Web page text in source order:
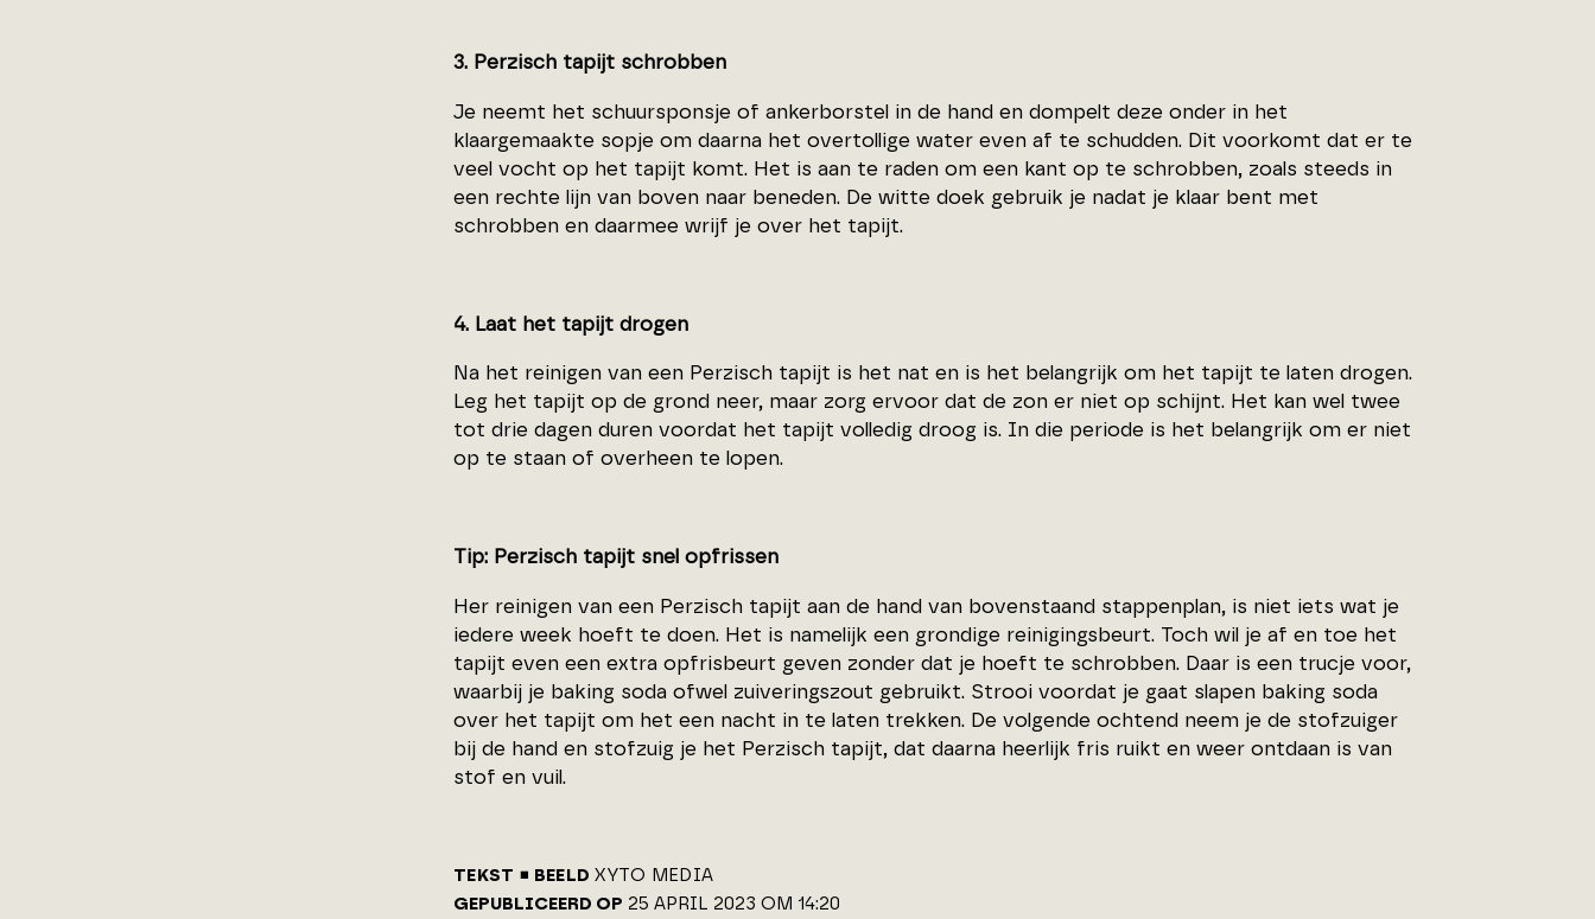
3. Perzisch tapijt schrobben
Je neemt het schuursponsje of ankerborstel in de hand en dompelt deze onder in het
klaargemaakte sopje om daarna het overtollige water even af te schudden. Dit voorkomt dat er te
veel vocht op het tapijt komt. Het is aan te raden om een kant op te schrobben, zoals steeds in
een rechte lijn van boven naar beneden. De witte doek gebruik je nadat je klaar bent met
schrobben en daarmee wrijf je over het tapijt.
4. Laat het tapijt drogen
Na het reinigen van een Perzisch tapijt is het nat en is het belangrijk om het tapijt te laten drogen.
Leg het tapijt op de grond neer, maar zorg ervoor dat de zon er niet op schijnt. Het kan wel twee
tot drie dagen duren voordat het tapijt volledig droog is. In die periode is het belangrijk om er niet
op te staan of overheen te lopen.
Tip: Perzisch tapijt snel opfrissen
Her reinigen van een Perzisch tapijt aan de hand van bovenstaand stappenplan, is niet iets wat je
iedere week hoeft te doen. Het is namelijk een grondige reinigingsbeurt. Toch wil je af en toe het
tapijt even een extra opfrisbeurt geven zonder dat je hoeft te schrobben. Daar is een trucje voor,
waarbij je baking soda ofwel zuiveringszout gebruikt. Strooi voordat je gaat slapen baking soda
over het tapijt om het een nacht in te laten trekken. De volgende ochtend neem je de stofzuiger
bij de hand en stofzuig je het Perzisch tapijt, dat daarna heerlijk fris ruikt en weer ontdaan is van
stof en vuil.
TEKST BEELD XYTO MEDIA
GEPUBLICEERD OP 25 APRIL 2023 OM 14:20